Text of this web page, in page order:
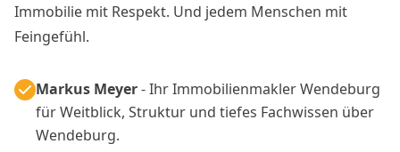
Immobilie mit Respekt. Und jedem Menschen mit
Feingefühl.
Markus Meyer- Ihr Immobilienmakler Wendeburg
für Weitblick, Struktur und tiefes Fachwissen über
Wendeburg.